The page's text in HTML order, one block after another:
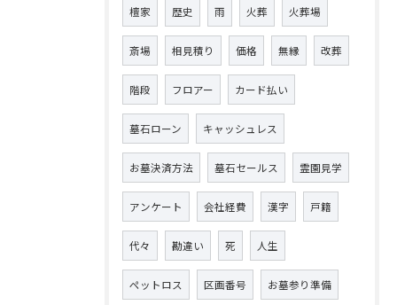
檀家 歴史 雨 火葬 火葬場
斎場 相見積り 価格 無縁 改葬
階段 フロアー カード払い
墓石ローン キャッシュレス
お墓決済方法 墓石セールス 霊園見学
アンケート 会社経費 漢字 戸籍
代々 勘違い 死 人生
ペットロス 区画番号 お墓参り準備